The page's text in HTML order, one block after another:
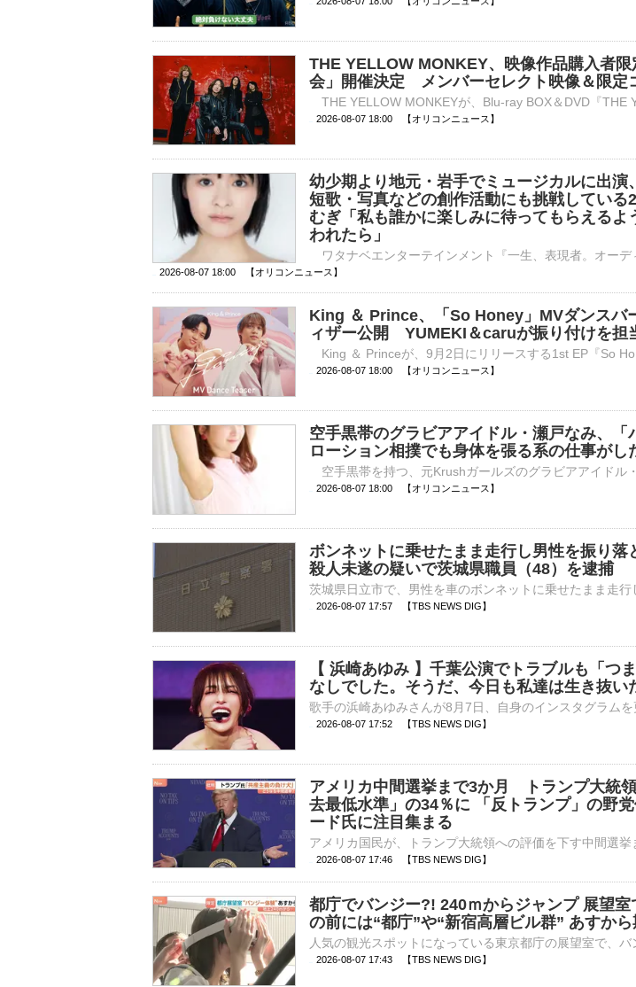
THE YELLOW MONKEY、映像作品購入者
会」開催決定 メンバーセレクト映像＆限定
2026-08-07 18:00 【オリコンニュース】
幼少期より地元・岩手でミュージカルに出演
短歌・写真などの創作活動にも挑戦している
むぎ「私も誰かに楽しみに待ってもらえるよ
われたら」
2026-08-07 18:00 【オリコンニュース】
King ＆ Prince、「So Honey」MVダンスバ
ィザー公開 YUMEKI＆caruが振り付けを担
2026-08-07 18:00 【オリコンニュース】
空手黒帯のグラビアアイドル・瀬戸なみ、「
ローション相撲でも身体を張る系の仕事がし
2026-08-07 18:00 【オリコンニュース】
ボンネットに乗せたまま走行し男性を振り
殺人未遂の疑いで茨城県職員（48）を逮捕
2026-08-07 17:57 【TBS NEWS DIG】
【 浜崎あゆみ 】千葉公演でトラブルも「つ
なしでした。そうだ、今日も私達は生き抜い
2026-08-07 17:52 【TBS NEWS DIG】
アメリカ中間選挙まで3か月 トランプ大統
去最低水準」の34％に 「反トランプ」の野
ード氏に注目集まる
2026-08-07 17:46 【TBS NEWS DIG】
都庁でバンジー?! 240ｍからジャンプ 展望室
の前には“都庁”や“新宿高層ビル群” あすか
2026-08-07 17:43 【TBS NEWS DIG】